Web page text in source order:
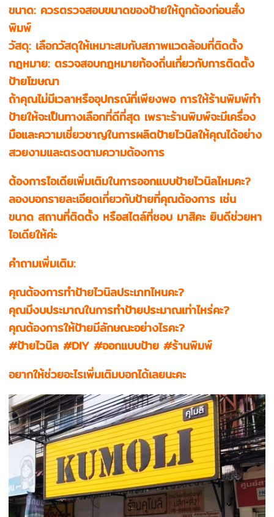
ขนาด: ควรตรวจสอบขนาดของป้ายให้ถูกต้องก่อนสั่ง
พิมพ์
วัสดุ: เลือกวัสดุให้เหมาะสมกับสภาพแวดล้อมที่ติดตั้ง
กฎหมาย: ตรวจสอบกฎหมายท้องถิ่นเกี่ยวกับการติดตั้ง
ป้ายโฆษณา
ถ้าคุณไม่มีเวลาหรืออุปกรณ์ที่เพียงพอ การให้ร้านพิมพ์ทำ
ป้ายให้จะเป็นทางเลือกที่ดีที่สุด เพราะร้านพิมพ์จะมีเครื่อง
มือและความเชี่ยวชาญในการผลิตป้ายไวนิลให้คุณได้อย่าง
สวยงามและตรงตามความต้องการ
ต้องการไอเดียเพิ่มเติมในการออกแบบป้ายไวนิลไหมคะ?
ลองบอกรายละเอียดเกี่ยวกับป้ายที่คุณต้องการ เช่น
ขนาด สถานที่ติดตั้ง หรือสไตล์ที่ชอบ มาสิคะ ยินดีช่วยหา
ไอเดียให้ค่ะ
คำถามเพิ่มเติม:
คุณต้องการทำป้ายไวนิลประเภทไหนคะ?
คุณมีงบประมาณในการทำป้ายประมาณเท่าไหร่คะ?
คุณต้องการให้ป้ายมีลักษณะอย่างไรคะ?
#ป้ายไวนิล #DIY #ออกแบบป้าย #ร้านพิมพ์
อยากให้ช่วยอะไรเพิ่มเติมบอกได้เลยนะคะ